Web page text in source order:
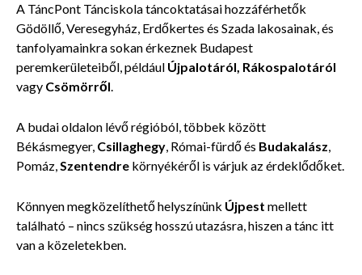
A TáncPont Tánciskola táncoktatásai hozzáférhetők
Gödöllő, Veresegyház, Erdőkertes és Szada lakosainak, és
tanfolyamainkra sokan érkeznek Budapest
peremkerületeiből, például Újpalotáról, Rákospalotáról
vagy Csömörről.
A budai oldalon lévő régióból, többek között
Békásmegyer, Csillaghegy, Római-fürdő és Budakalász,
Pomáz,Szentendre környékéről is várjuk az érdeklődőket.
Könnyen megközelíthető helyszínünk Újpest mellett
található – nincs szükség hosszú utazásra, hiszen a tánc itt
van a közeletekben.